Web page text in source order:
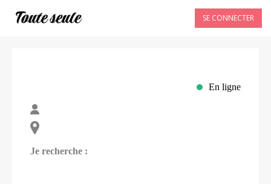
SE CONNECTER
En ligne
Je recherche :